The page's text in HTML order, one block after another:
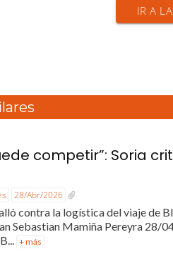
IR A
competir”: Soria
28/Abr/2026
contra la logística del viaje de
Sebastian Mamiña Pereyra 28/
+ más